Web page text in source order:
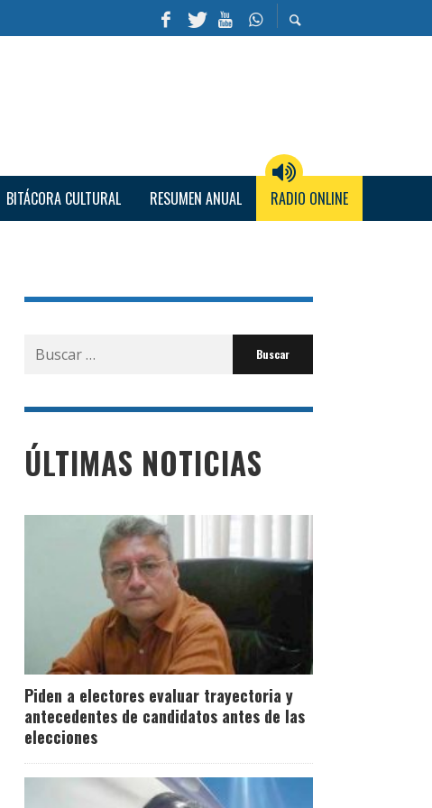
BITÁCORA CULTURAL RESUMEN ANUAL RADIO ONLINE
Buscar
por:
ÚLTIMAS NOTICIAS
Piden a electores evaluar trayectoria y
antecedentes de candidatos antes de las
elecciones